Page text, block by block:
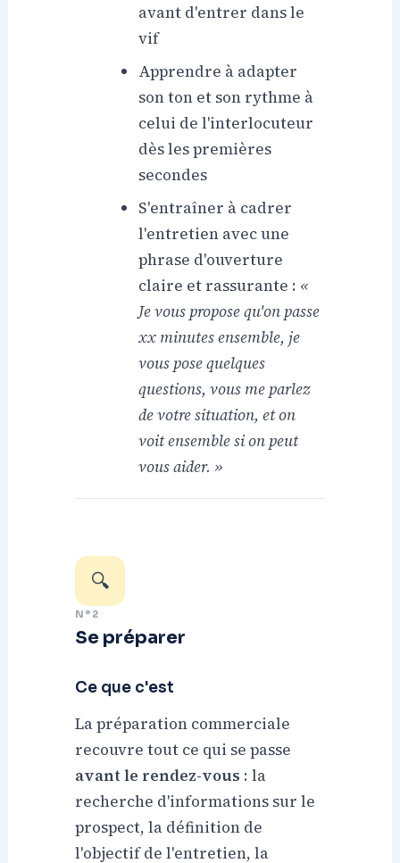
avant d'entrer dans le
vif
Apprendre à adapter
son ton et son rythme à
celui de l'interlocuteur
dès les premières
secondes
S'entraîner à cadrer
l'entretien avec une
phrase d'ouverture
claire et rassurante : «
Je vous propose qu'on passe
xx minutes ensemble, je
vous pose quelques
questions, vous me parlez
de votre situation, et on
voit ensemble si on peut
vous aider. »
🔍
N°2
Se préparer
Ce que c'est
La préparation commerciale
recouvre tout ce qui se passe
avant le rendez-vous : la
recherche d'informations sur le
prospect, la définition de
l'objectif de l'entretien, la